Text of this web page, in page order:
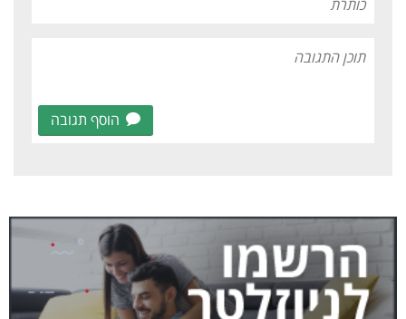
הוסף תגובה